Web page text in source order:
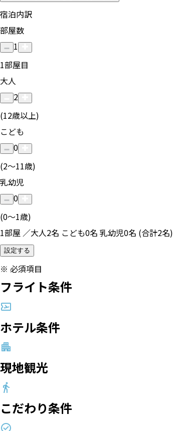
宿泊内訳
部屋数
1
1部屋目
大人
2
(12歳以上)
こども
0
(2〜11歳)
乳幼児
0
(0〜1歳)
1部屋 ／大人2名 こども0名 乳幼児0名 (合計2名)
設定する
※ 必須項目
フライト条件
ホテル条件
現地観光
こだわり条件